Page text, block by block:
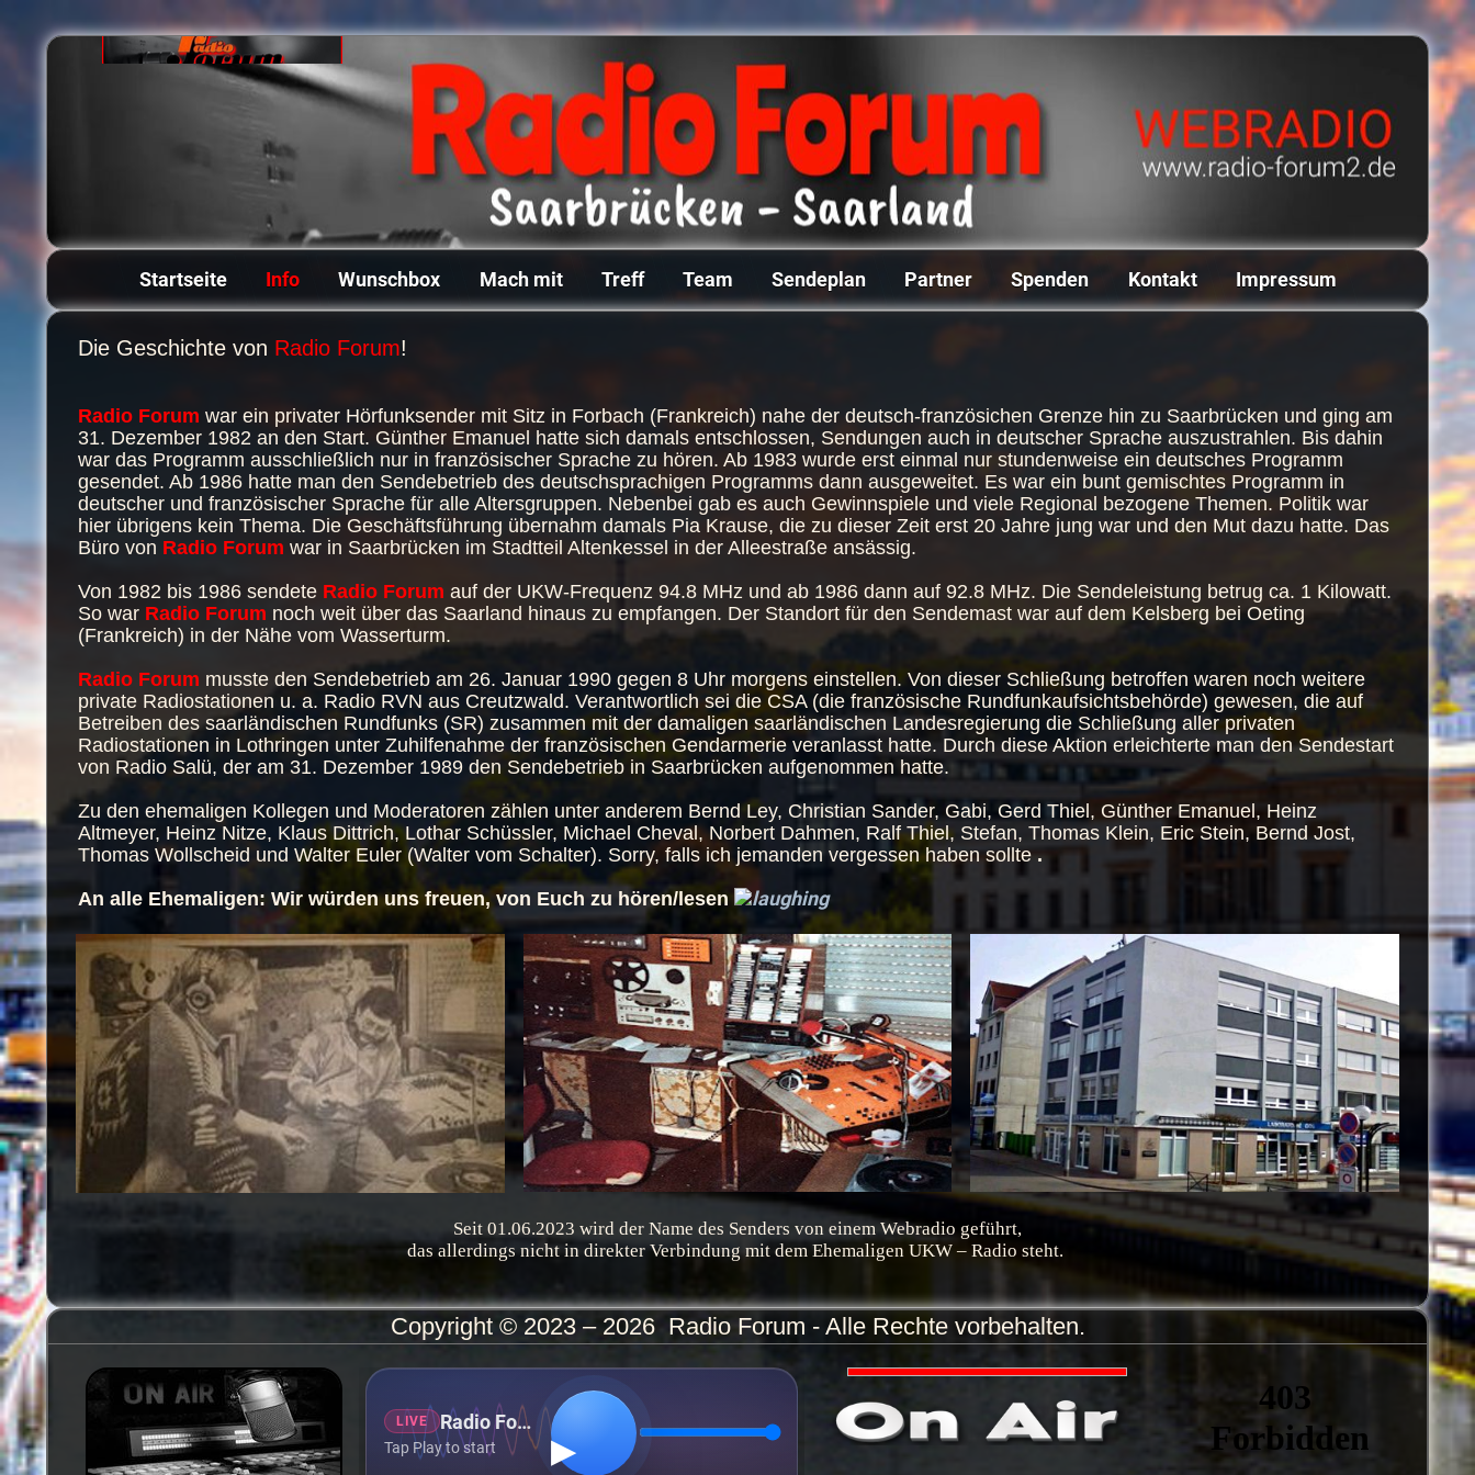
Startseite Info Wunschbox Mach mit Treff Team Sendeplan Partner Spenden Kontakt Impressum
Die Geschichte von Radio Forum!
Radio Forum war ein privater Hörfunksender mit Sitz in Forbach (Frankreich) nahe der deutsch-französichen Grenze hin zu Saarbrücken und ging am
31. Dezember 1982 an den Start. Günther Emanuel hatte sich damals entschlossen, Sendungen auch in deutscher Sprache auszustrahlen. Bis dahin
war das Programm ausschließlich nur in französischer Sprache zu hören. Ab 1983 wurde erst einmal nur stundenweise ein deutsches Programm
gesendet. Ab 1986 hatte man den Sendebetrieb des deutschsprachigen Programms dann ausgeweitet. Es war ein bunt gemischtes Programm in
deutscher und französischer Sprache für alle Altersgruppen. Nebenbei gab es auch Gewinnspiele und viele Regional bezogene Themen. Politik war
hier übrigens kein Thema. Die Geschäftsführung übernahm damals Pia Krause, die zu dieser Zeit erst 20 Jahre jung war und den Mut dazu hatte. Das
Büro von Radio Forum war in Saarbrücken im Stadtteil Altenkessel in der Alleestraße ansässig.
Von 1982 bis 1986 sendete Radio Forum auf der UKW-Frequenz 94.8 MHz und ab 1986 dann auf 92.8 MHz. Die Sendeleistung betrug ca. 1 Kilowatt.
So war Radio Forum noch weit über das Saarland hinaus zu empfangen. Der Standort für den Sendemast war auf dem Kelsberg bei Oeting
(Frankreich) in der Nähe vom Wasserturm.
Radio Forum musste den Sendebetrieb am 26. Januar 1990 gegen 8 Uhr morgens einstellen. Von dieser Schließung betroffen waren noch weitere
private Radiostationen u. a. Radio RVN aus Creutzwald. Verantwortlich sei die CSA (die französische Rundfunkaufsichtsbehörde) gewesen, die auf
Betreiben des saarländischen Rundfunks (SR) zusammen mit der damaligen saarländischen Landesregierung die Schließung aller privaten
Radiostationen in Lothringen unter Zuhilfenahme der französischen Gendarmerie veranlasst hatte. Durch diese Aktion erleichterte man den Sendestart
von Radio Salü, der am 31. Dezember 1989 den Sendebetrieb in Saarbrücken aufgenommen hatte.
Zu den ehemaligen Kollegen und Moderatoren zählen unter anderem Bernd Ley, Christian Sander, Gabi, Gerd Thiel, Günther Emanuel, Heinz
Altmeyer, Heinz Nitze, Klaus Dittrich, Lothar Schüssler, Michael Cheval, Norbert Dahmen, Ralf Thiel, Stefan, Thomas Klein, Eric Stein, Bernd Jost,
Thomas Wollscheid und Walter Euler (Walter vom Schalter). Sorry, falls ich jemanden vergessen haben sollte .
An alle Ehemaligen: Wir würden uns freuen, von Euch zu hören/lesen
Seit 01.06.2023 wird der Name des Senders von einem Webradio geführt,
das allerdings nicht in direkter Verbindung mit dem Ehemaligen UKW – Radio steht.
Copyright © 2023 – 2026 Radio Forum - Alle Rechte vorbehalten.
LIVE Radio Forum
Tap Play to start